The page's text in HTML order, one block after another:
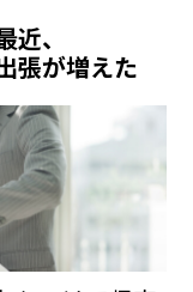
近、
張が増えた